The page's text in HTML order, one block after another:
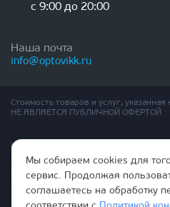
с 9:00 до 20:00
Наша почта
info@optovikk.ru
Стоимость товаров и услуг, указанная
НЕ ЯВЛЯЕТСЯ ПУБЛИЧНОЙ ОФЕРТОЙ
Правила эксплутации входных и
Политика обработки персональных
Согласие на обработку персональных
Мы собираем cookies для
сервис. Продолжая
соглашаетесь на обработку